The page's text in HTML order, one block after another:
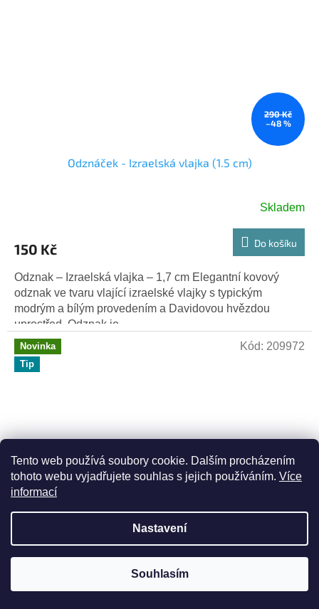
Tento web používá soubory cookie. Dalším procházením
tohoto webu vyjadřujete souhlas s jejich používáním. Více
informací
Nastavení
Souhlasím
290 Kč
–48 %
Odznáček - Izraelská vlajka (1.5 cm)
Skladem
150 Kč Do košíku
Odznak – Izraelská vlajka – 1,7 cm Elegantní kovový
odznak ve tvaru vlající izraelské vlajky s typickým
modrým a bílým provedením a Davidovou hvězdou
uprostřed. Odznak je...
Novinka
Tip
Vlajka Izraele 14 x 21 cm s plastovým stožárkem
Skladem
Kód: 209972